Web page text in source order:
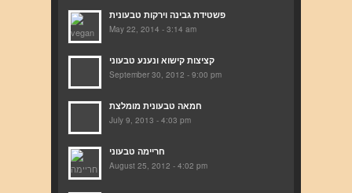
פשטידת גבינה וירקות טבעונית
May 22, 2014 - 3:14 am
קציצות קישוא ונענע טבעוני
September 30, 2012 - 9:00 pm
חמאה טבעונית מומלצת
July 9, 2013 - 4:03 pm
חריימה טבעוני
August 25, 2012 - 4:02 pm